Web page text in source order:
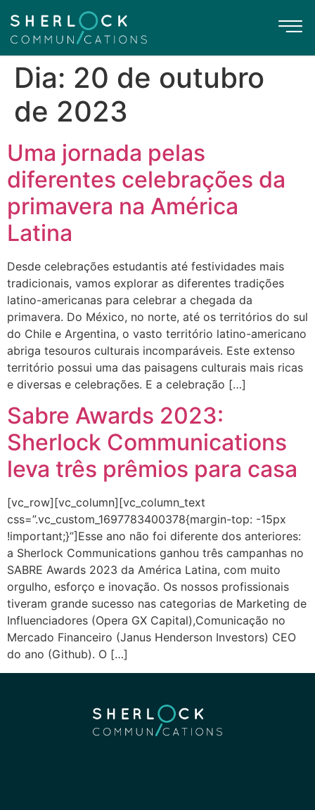
Dia: 20 de outubro
de 2023
Uma jornada pelas
diferentes celebrações da
primavera na América
Latina
Desde celebrações estudantis até festividades mais
tradicionais, vamos explorar as diferentes tradições
latino-americanas para celebrar a chegada da
primavera. Do México, no norte, até os territórios do sul
do Chile e Argentina, o vasto território latino-americano
abriga tesouros culturais incomparáveis. Este extenso
território possui uma das paisagens culturais mais ricas
e diversas e celebrações. E a celebração […]
Sabre Awards 2023:
Sherlock Communications
leva três prêmios para casa
[vc_row][vc_column][vc_column_text
css=”.vc_custom_1697783400378{margin-top: -15px
!important;}”]Esse ano não foi diferente dos anteriores:
a Sherlock Communications ganhou três campanhas no
SABRE Awards 2023 da América Latina, com muito
orgulho, esforço e inovação. Os nossos profissionais
tiveram grande sucesso nas categorias de Marketing de
Influenciadores (Opera GX Capital),Comunicação no
Mercado Financeiro (Janus Henderson Investors) CEO
do ano (Github). O […]